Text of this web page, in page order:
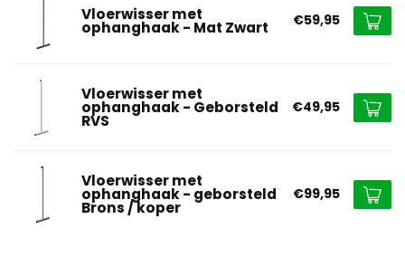
Vloerwisser met
ophanghaak - Mat Zwart €59,95
Vloerwisser met
ophanghaak - Geborsteld
RVS
€49,95
Vloerwisser met
ophanghaak - geborsteld
Brons / koper
€99,95